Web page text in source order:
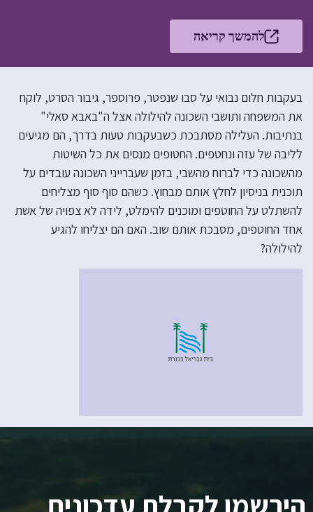
להמשך קריאה
בעקבות חלום נבואי על סבו שנפטר, פרוספר, גיבור הסרט, לוקח
את המשפחה ותושבי השכונה להילולה אצל ה"באבא סאלי"
בנתיבות. העלילה מסתבכת כשבעקבות טעות בדרך, הם מגיעים
לליבה של עזה ונחטפים. החטופים מנסים את כל השיטות
מהשכונה כדי לברוח מהשבי, בזמן שעברייני השכונה עובדים על
תוכנית בניסיון לחלץ אותם מבחוץ. כשהם סוף סוף מצליחים
להשתלט על החוטפים ומוכנים להימלט, לידה לא צפויה של אשת
אחד החוטפים, מסבכת אותם שוב. האם הם יצליחו להגיע
להילולה?